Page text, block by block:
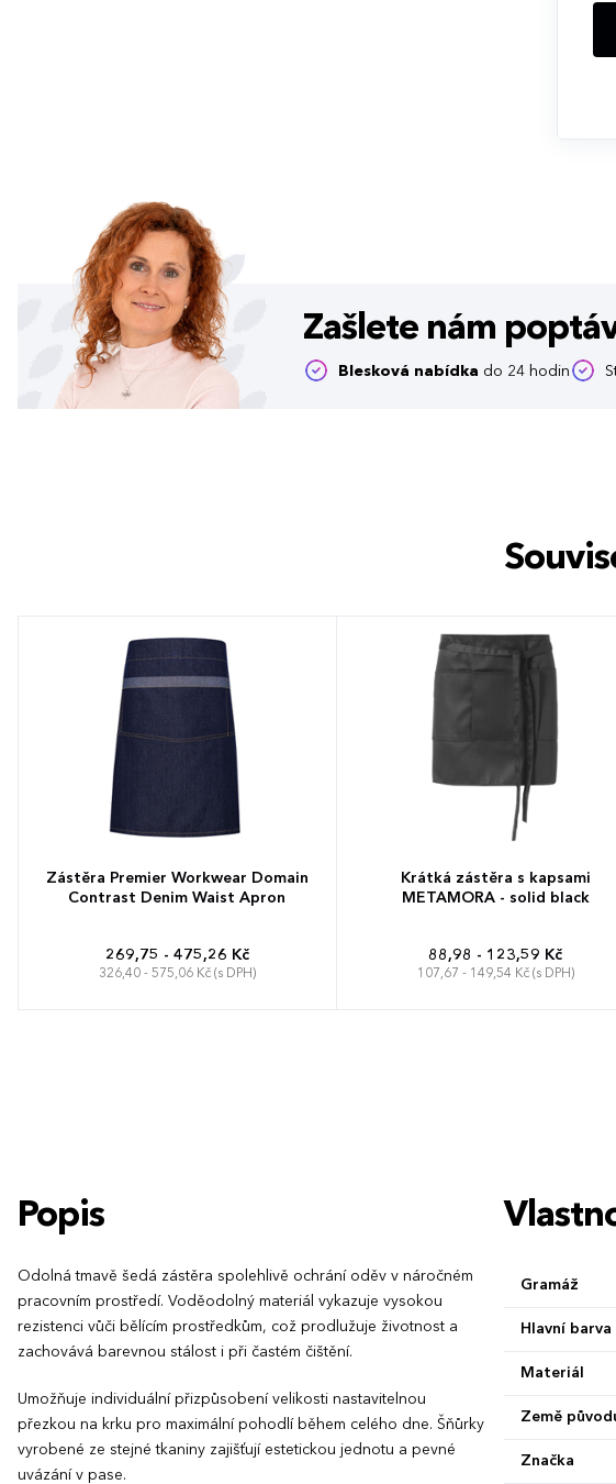
Zašlete nám
Blesková nabídka do 24 hodin
Zástěra Premier Workwear Domain
Contrast Denim Waist Apron
269,75 - 475,26 Kč
326,40 - 575,06 Kč (s DPH)
Krátká zástěra s kapsami
METAMORA - solid black
88,98 - 123,59 Kč
107,67 - 149,54 Kč (s DPH)
Popis
Odolná tmavě šedá zástěra spolehlivě ochrání oděv v náročném
pracovním prostředí. Voděodolný materiál vykazuje vysokou
rezistenci vůči bělícím prostředkům, což prodlužuje životnost a
zachovává barevnou stálost i při častém čištění.
Umožňuje individuální přizpůsobení velikosti nastavitelnou
přezkou na krku pro maximální pohodlí během celého dne. Šňůrky
vyrobené ze stejné tkaniny zajišťují estetickou jednotu a pevné
uvázání v pase.
Gramáž
Hlavní barva
Materiál
Země
Značka